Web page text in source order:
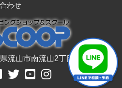
わせ
流山市南流山2丁目8-7